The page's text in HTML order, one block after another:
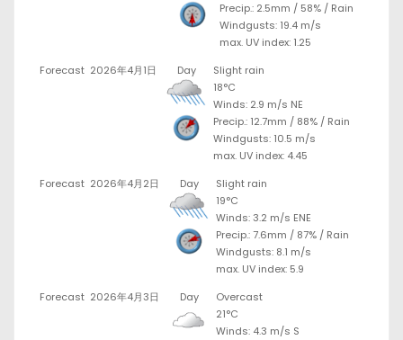
Precip.: 2.5mm / 58% / Rain
Windgusts: 19.4 m/s
max. UV index: 1.25
Forecast 2026年4月1日 Day
Slight rain
18°C
Winds: 2.9 m/s NE
Precip.: 12.7mm / 88% / Rain
Windgusts: 10.5 m/s
max. UV index: 4.45
Forecast 2026年4月2日 Day
Slight rain
19°C
Winds: 3.2 m/s ENE
Precip.:7.6mm / 87% / Rain
Windgusts: 8.1 m/s
max. UV index: 5.9
Forecast 2026年4月3日 Day
Overcast
21°C
Winds: 4.3 m/s S